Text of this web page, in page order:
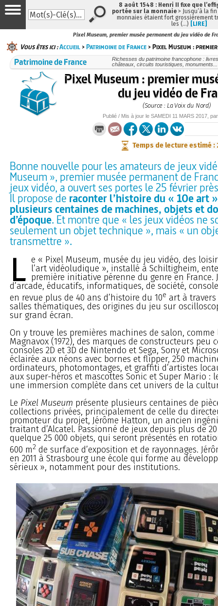
Pixel Museum, premier musée permanent du jeu vidéo de
Vous êtes ici :Accueil >Patrimoine de France > Pixel Museum :
Patrimoine de France
Richesses du patrimoine francophone :
châteaux, circuits touristiques, monuments...
Pixel Museum : premier
du jeu vidéo de
(Source : La Voix du Nord)
Publié / Mis à jour le SAMEDI 11 MARS 2017,
Temps de lecture estimé :
Bonne nouvelle pour les amateurs de jeux
Museum », premier musée permanent de
jeux vidéo, a ouvert ses portes le 25 février
Il propose de raconter l’histoire du « 10e art
plusieurs centaines de machines, objets et
d’époque. Et montre que « les jeux vidéos ne
seulement un objet technique », mais « un
transmettre ».
L e « Pixel Museum, musée du jeu vidéo, des
l’art vidéoludique », installé à Schiltigheim,
première initiative pérenne du genre en France.
d’arcade, éducatifs, informatiques, de société,
en revue plus de 40 ans d’histoire du 10e art à
salles thématiques, des origines du jeu sur
sur grand écran.
On y trouve les premières machines de salon, comme
Magnavox (1972), des marques de constructeurs peu
consoles 2D et 3D de Nintendo et Sega, Sony et
éclairée aux néons avec bornes et flipper, 250
ordinateurs, photomontages, et graffiti d’artistes
aux super-héros et mascottes Sonic et Super Mario :
une immersion complète dans cet univers de la
Le Pixel Museum présente plusieurs centaines de
collections privées, principalement de celle du
promoteur du projet, Jérôme Hatton, un ancien
traitant d’Alcatel. Passionné de jeux depuis plus de
quelque 25 000 objets, qui seront présentés en
600 m2 de surface d’exposition et de rayonnages.
en 2011 à Strasbourg une école qui forme au
sérieux », notamment pour des institutions.
8 août 1548 : Henri II fixe que
portée sur la monnaie > Jusqu’à la
monnaies étaient fort grossièrement
les (…) [LIRE]